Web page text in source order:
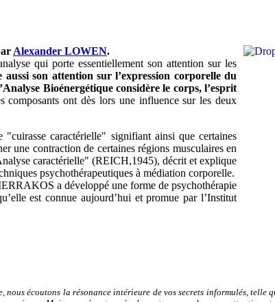
Alexander LOWEN.
qui porte essentiellement son attention sur les
aussi son attention sur l’expression corporelle du
Bioénergétique considère le corps, l’esprit
composants ont dès lors une influence sur les deux
caractérielle" signifiant ainsi que certaines
une contraction de certaines régions musculaires en
caractérielle" (REICH,1945), décrit et explique
psychothérapeutiques à médiation corporelle.
a développé une forme de psychothérapie
est connue aujourd’hui et promue par l’Institut
écoutons la résonance intérieure de vos secrets informulés, telle